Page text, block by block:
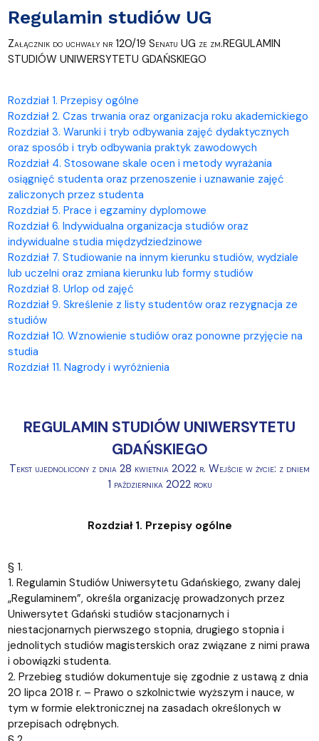
Regulamin studiów UG
Załącznik do uchwały nr 120/19 Senatu UG ze zm.REGULAMIN
STUDIÓW UNIWERSYTETU GDAŃSKIEGO
Rozdział 1. Przepisy ogólne
Rozdział 2. Czas trwania oraz organizacja roku akademickiego
Rozdział 3. Warunki i tryb odbywania zajęć dydaktycznych
oraz sposób i tryb odbywania praktyk zawodowych
Rozdział 4. Stosowane skale ocen i metody wyrażania
osiągnięć studenta oraz przenoszenie i uznawanie zajęć
zaliczonych przez studenta
Rozdział 5. Prace i egzaminy dyplomowe
Rozdział 6. Indywidualna organizacja studiów oraz
indywidualne studia międzydziedzinowe
Rozdział 7. Studiowanie na innym kierunku studiów, wydziale
lub uczelni oraz zmiana kierunku lub formy studiów
Rozdział 8. Urlop od zajęć
Rozdział 9. Skreślenie z listy studentów oraz rezygnacja ze
studiów
Rozdział 10. Wznowienie studiów oraz ponowne przyjęcie na
studia
Rozdział 11. Nagrody i wyróżnienia
REGULAMIN STUDIÓW UNIWERSYTETU
GDAŃSKIEGO
Tekst ujednolicony z dnia 28 kwietnia 2022 r. Wejście w życie: z dniem
1 października 2022 roku
Rozdział 1. Przepisy ogólne
§ 1.
1. Regulamin Studiów Uniwersytetu Gdańskiego, zwany dalej
„Regulaminem”, określa organizację prowadzonych przez
Uniwersytet Gdański studiów stacjonarnych i
niestacjonarnych pierwszego stopnia, drugiego stopnia i
jednolitych studiów magisterskich oraz związane z nimi prawa
i obowiązki studenta.
2. Przebieg studiów dokumentuje się zgodnie z ustawą z dnia
20 lipca 2018 r. – Prawo o szkolnictwie wyższym i nauce, w
tym w formie elektronicznej na zasadach określonych w
przepisach odrębnych.